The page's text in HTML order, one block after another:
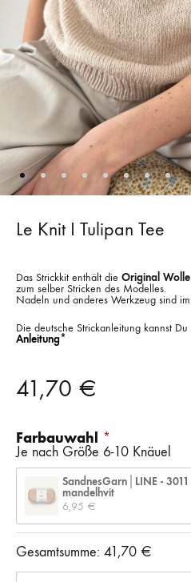
Le Knit I Tulipan Tee
Das Strickkit enthält die Original Wolle
zum selber Stricken des Modelles.
Nadeln und anderes Werkzeug sind
Die deutsche Strickanleitung kannst
Anleitung*
41,70 €
Farbauwahl
Je nach Größe 6-10 Knäuel
SandnesGarn│LINE - 3011
mandelhvit
6,95 €
Gesamtsumme: 41,70 €